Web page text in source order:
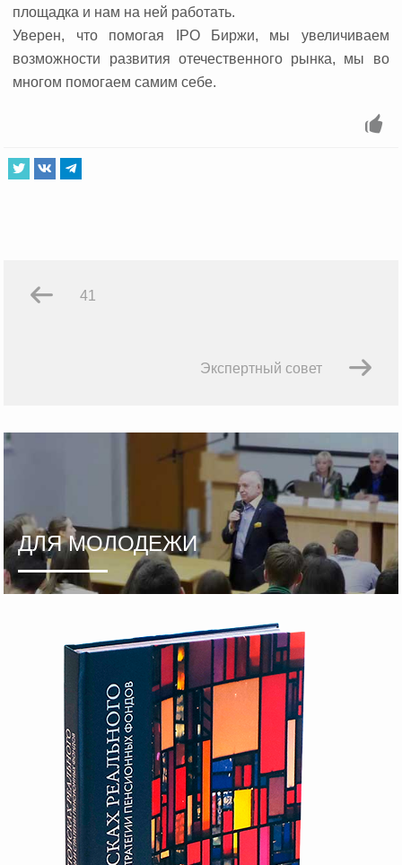
площадка и нам на ней работать.
Уверен, что помогая IPO Биржи, мы увеличиваем
возможности развития отечественного рынка, мы во
многом помогаем самим себе.
41
Экспертный совет
ДЛЯ МОЛОДЕЖИ